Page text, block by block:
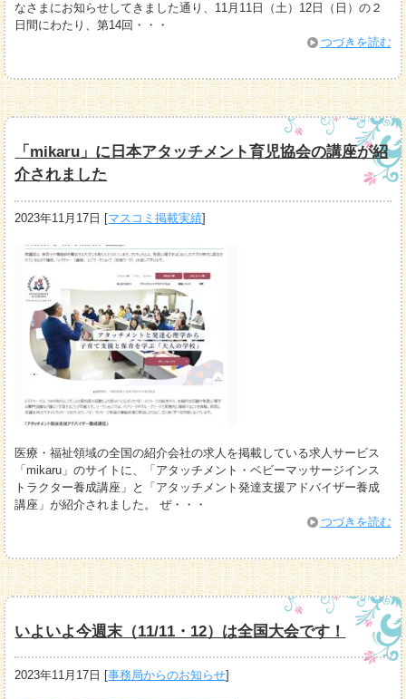
なさまにお知らせしてきました通り、11月11日（土）12日（日）の２
日間にわたり、第14回・・・
つづきを読む
「mikaru」に日本アタッチメント育児協会の講座が紹
介されました
2023年11月17日 [マスコミ掲載実績]
医療・福祉領域の全国の紹介会社の求人を掲載している求人サービス
「mikaru」のサイトに、「アタッチメント・ベビーマッサージインス
トラクター養成講座」と「アタッチメント発達支援アドバイザー養成
講座」が紹介されました。 ぜ・・・
つづきを読む
いよいよ今週末（11/11・12）は全国大会です！
2023年11月17日 [事務局からのお知らせ]